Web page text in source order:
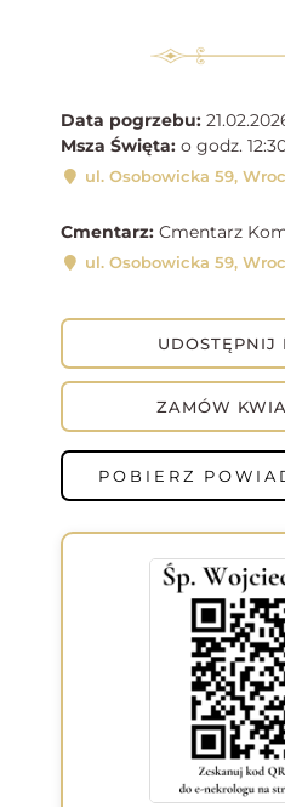
Data pogrzebu:
Msza Święta: o godz.
ul. Osobowicka 59,
Cmentarz: Cmentarz
ul. Osobowicka 59,
UDOSTĘPNIJ
ZAMÓW
POBIERZ